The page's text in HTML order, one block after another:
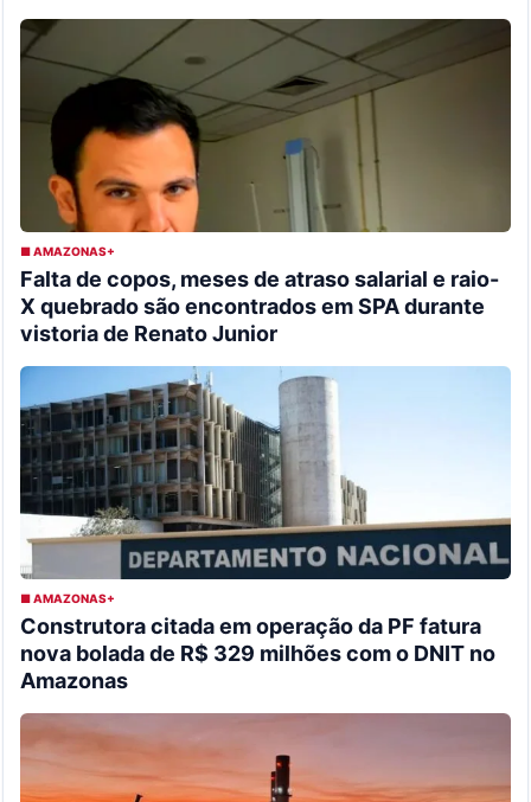
■ AMAZONAS+
Falta de copos, meses de atraso salarial e raio-
X quebrado são encontrados em SPA durante
vistoria de Renato Junior
■ AMAZONAS+
Construtora citada em operação da PF fatura
nova bolada de R$ 329 milhões com o DNIT no
Amazonas